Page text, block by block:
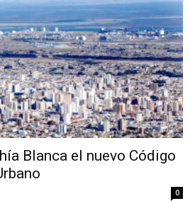
Blanca el nuevo Código
0